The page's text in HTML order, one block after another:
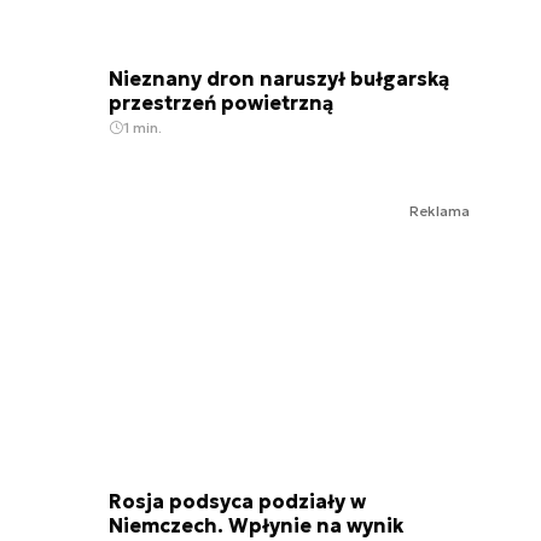
Nieznany dron naruszył bułgarską
przestrzeń powietrzną
1 min.
Reklama
Rosja podsyca podziały w
Niemczech. Wpłynie na wynik